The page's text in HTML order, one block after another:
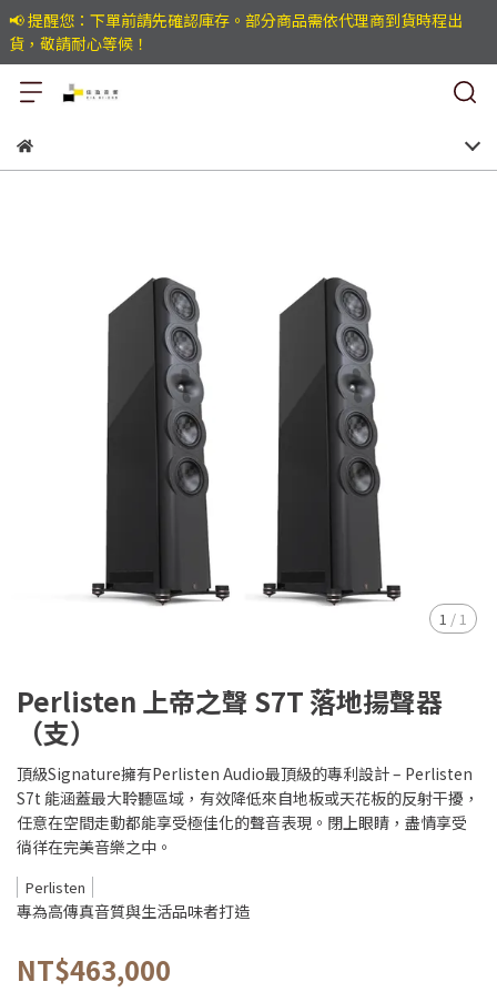
📢 提醒您：下單前請先確認庫存。部分商品需依代理商到貨時程出
貨，敬請耐心等候！
1 / 1
Perlisten 上帝之聲 S7T 落地揚聲器
（支）
頂級Signature擁有Perlisten Audio最頂級的專利設計 – Perlisten
S7t 能涵蓋最大聆聽區域，有效降低來自地板或天花板的反射干擾，
任意在空間走動都能享受極佳化的聲音表現。閉上眼睛，盡情享受
徜徉在完美音樂之中。
Perlisten
專為高傳真音質與生活品味者打造
NT$463,000